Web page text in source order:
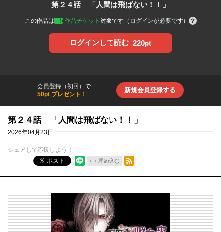
第２４話 「人間は飛ばない！！」
この作品は 作品チケット 対象です（ログインが必要です）
ログインして読む 220pt
会員登録（初回）で
50pt プレゼント！
新規会員登録する
第２４話 「人間は飛ばない！！」
2026年04月23日
シェアして応援しよう！
ポスト
埋め込む
RSSフィード